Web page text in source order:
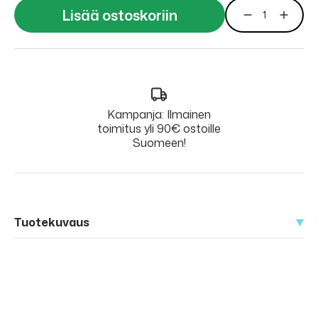
Lisää ostoskoriin
Kampanja: Ilmainen
toimitus yli 90€ ostoille
Suomeen!
Tuotekuvaus